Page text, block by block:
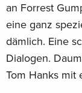
an Forrest
eine ganz
dämlich. Eine
Dialogen.
Tom Hanks mit